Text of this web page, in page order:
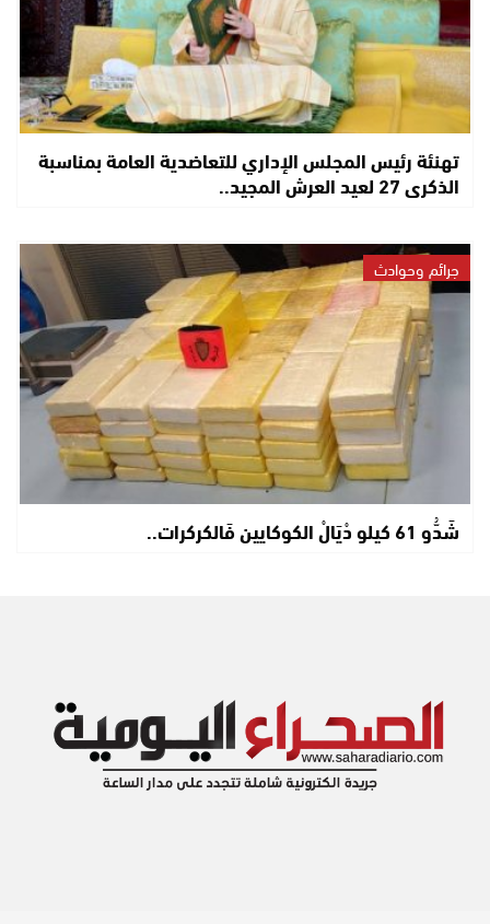
تهنئة رئيس المجلس الإداري للتعاضدية العامة بمناسبة
الذكرى 27 لعيد العرش المجيد..
جرائم وحوادث
شَدُّو 61 كيلو دْيَالْ الكوكايين فَالكركرات..